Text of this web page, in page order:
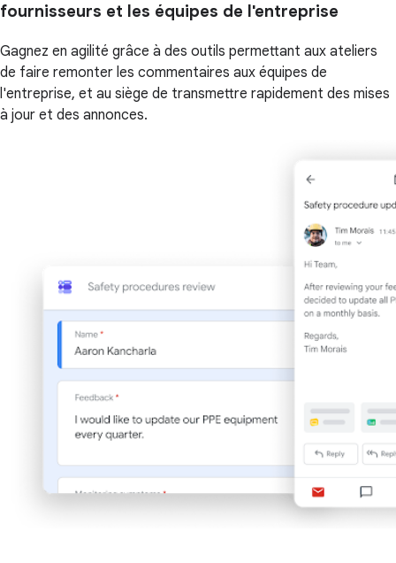
fournisseurs et les équipes de l'entreprise
Gagnez en agilité grâce à des outils permettant aux ateliers
de faire remonter les commentaires aux équipes de
l'entreprise, et au siège de transmettre rapidement des mises
à jour et des annonces.